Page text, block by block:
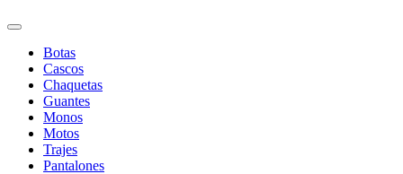
Botas
Cascos
Chaquetas
Guantes
Monos
Motos
Trajes
Pantalones